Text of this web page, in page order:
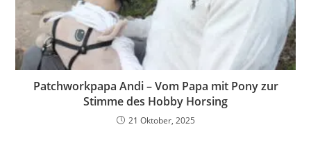
Patchworkpapa Andi – Vom Papa mit Pony zur
Stimme des Hobby Horsing
21 Oktober, 2025